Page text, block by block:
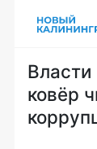
Власти
ковёр